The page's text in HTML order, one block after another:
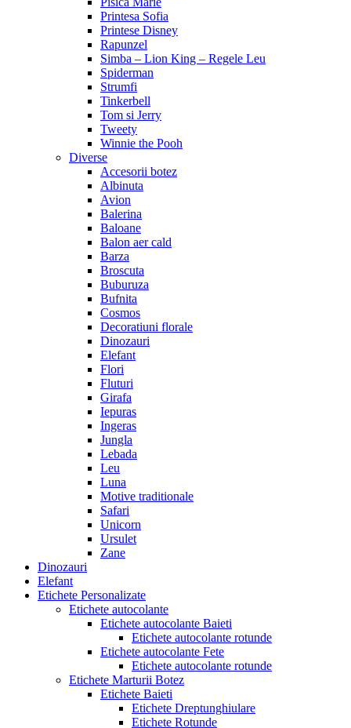
Printesa Sofia
Printese Disney
Rapunzel
Simba – Lion King – Regele Leu
Spiderman
Strumfi
Tinkerbell
Tom si Jerry
Tweety
Winnie the Pooh
Diverse
Accesorii botez
Albinuta
Avion
Balerina
Baloane
Balon aer cald
Barza
Broscuta
Buburuza
Bufnita
Cosmos
Decoratiuni florale
Dinozauri
Elefant
Flori
Fluturi
Girafa
Iepuras
Ingeras
Jungla
Lebada
Leu
Luna
Motive traditionale
Safari
Unicorn
Ursulet
Zane
Dinozauri
Elefant
Etichete Personalizate
Etichete autocolante
Etichete autocolante Baieti
Etichete autocolante rotunde
Etichete autocolante Fete
Etichete autocolante rotunde
Etichete Marturii Botez
Etichete Baieti
Etichete Dreptunghiulare
Etichete Rotunde